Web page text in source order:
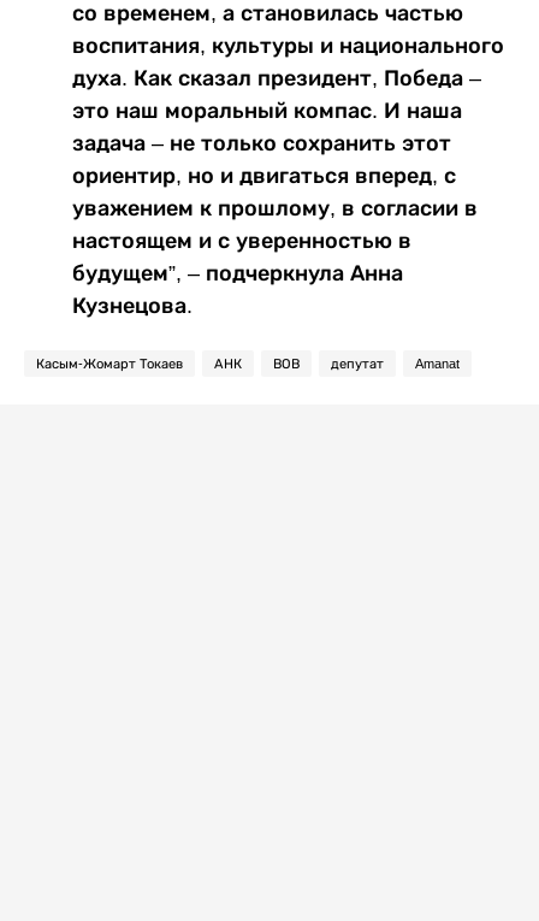
со временем, а становилась частью
воспитания, культуры и национального
духа. Как сказал президент, Победа –
это наш моральный компас. И наша
задача – не только сохранить этот
ориентир, но и двигаться вперед, с
уважением к прошлому, в согласии в
настоящем и с уверенностью в
будущем”, – подчеркнула Анна
Кузнецова.
Касым-Жомарт Токаев АНК ВОВ депутат Amanat